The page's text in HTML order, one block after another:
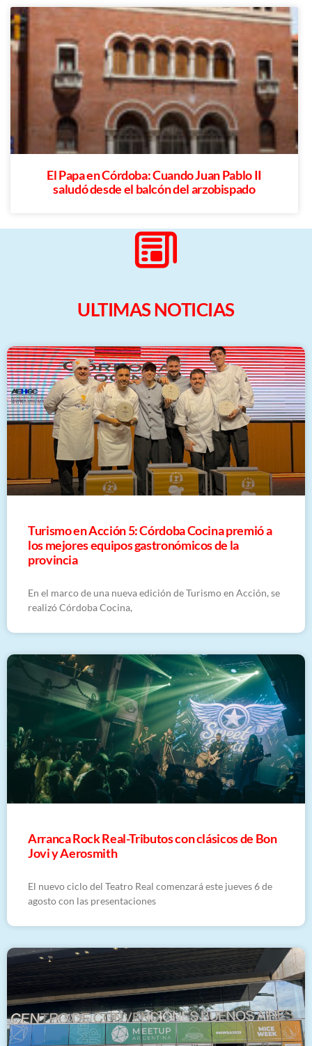
El Papa en Córdoba: Cuando Juan Pablo II
saludó desde el balcón del arzobispado
ULTIMAS NOTICIAS
Turismo en Acción 5: Córdoba Cocina premió a
los mejores equipos gastronómicos de la
provincia
En el marco de una nueva edición de Turismo en Acción, se
realizó Córdoba Cocina,
Arranca Rock Real-Tributos con clásicos de Bon
Jovi y Aerosmith
El nuevo ciclo del Teatro Real comenzará este jueves 6 de
agosto con las presentaciones